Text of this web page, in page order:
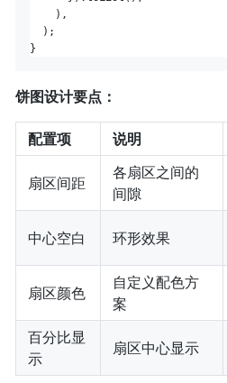
    ),
  );
饼图设计要点：
配置项 说明
扇区间距
各扇区之间的
间隙
中心空白 环形效果
扇区颜色
自定义配色方
案
百分比显
示
扇区中心显示